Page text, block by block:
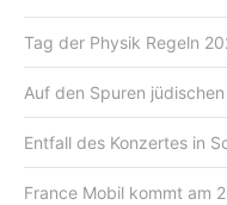
Tag der Physik Regeln
Auf den Spuren
Entfall des Konzertes in
France Mobil kommt am